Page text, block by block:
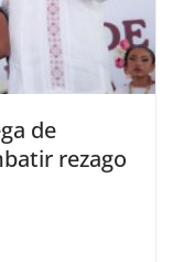
de
rezago